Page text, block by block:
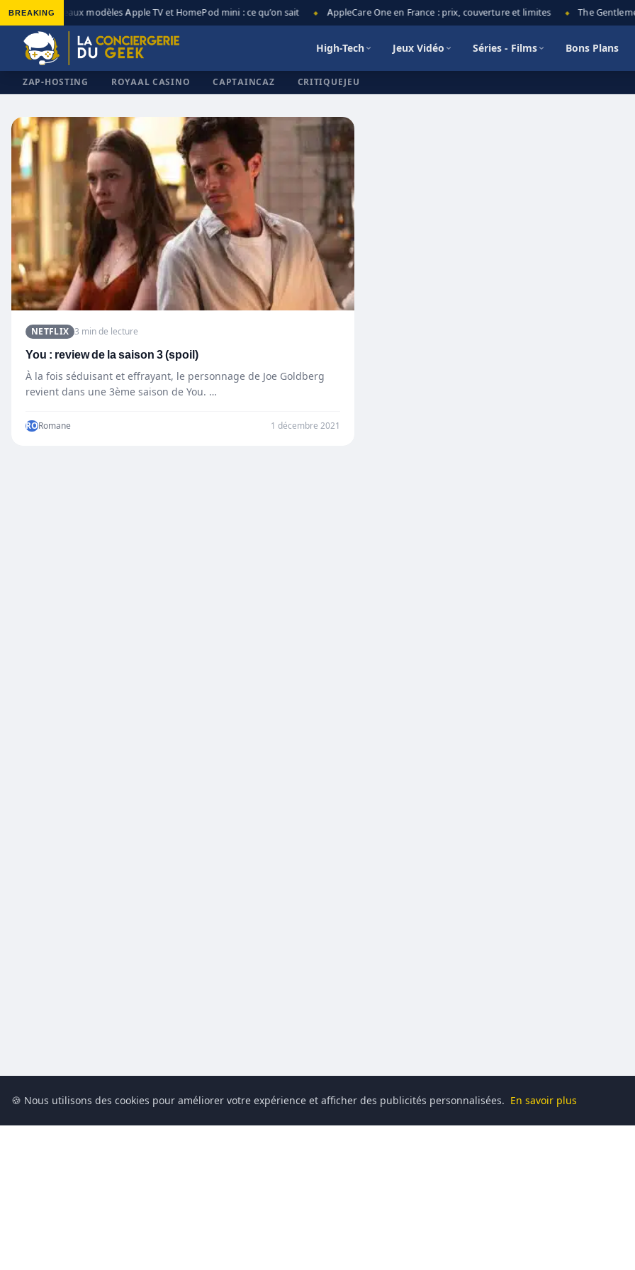
BREAKING
◆ Nouveaux modèles Apple TV et HomePod mini : ce qu’on sait ◆ AppleCare One en France : prix, couverture et limites ◆ The
High-Tech Jeux Vidéo Séries - Films Bons Plans
ZAP-HOSTING ROYAAL CASINO CAPTAINCAZ CRITIQUEJEU
✕
NETFLIX 3 min de lecture
You : review de la saison 3 (spoil)
À la fois séduisant et effrayant, le personnage de Joe Goldberg
revient dans une 3ème saison de You. …
RORomane 1 décembre 2021
🍪 Nous utilisons des cookies pour améliorer votre expérience et afficher des publicités personnalisées. En savoir plus